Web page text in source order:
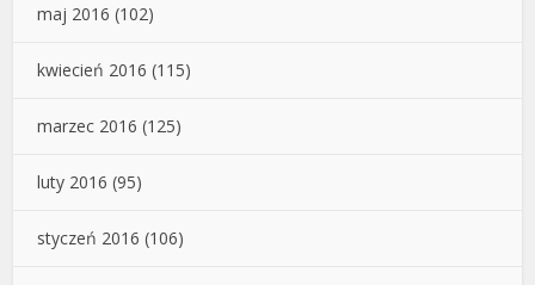
maj 2016 (102)
kwiecień 2016 (115)
marzec 2016 (125)
luty 2016 (95)
styczeń 2016 (106)